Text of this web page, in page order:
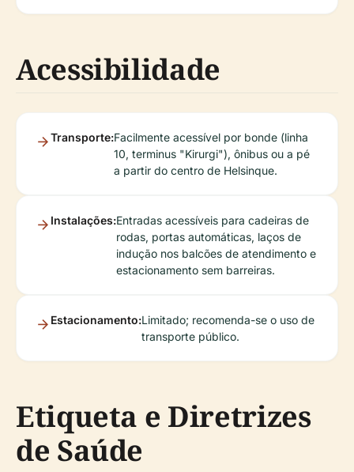
Acessibilidade
Transporte:Facilmente acessível por bonde (linha
10, terminus "Kirurgi"), ônibus ou a pé
a partir do centro de Helsinque.
Instalações:Entradas acessíveis para cadeiras de
rodas, portas automáticas, laços de
indução nos balcões de atendimento e
estacionamento sem barreiras.
Estacionamento:Limitado; recomenda-se o uso de
transporte público.
Etiqueta e Diretrizes
de Saúde